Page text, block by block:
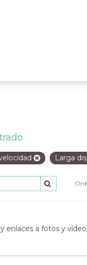
Larga
enlaces a fotos y